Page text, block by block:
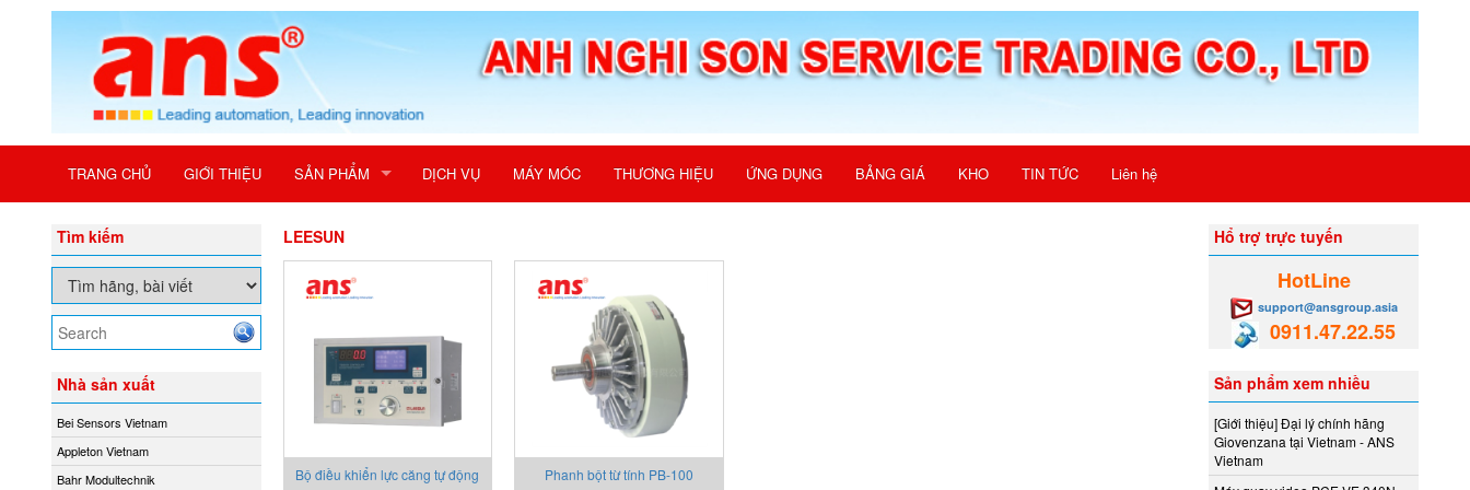
TRANG CHỦ GIỚI THIỆU SẢN PHẨM DỊCH VỤ MÁY MÓC THƯƠNG HIỆU ỨNG DỤNG BẢNG GIÁ KHO TIN TỨC Liên hệ
Tìm kiếm
Nhà sản xuất
Bei Sensors Vietnam
Appleton Vietnam
Bahr Modultechnik
LEESUN
Bộ điều khiển lực căng tự động
Phanh bột từ tính PB-100
Hổ trợ trực tuyến
HotLine
support@ansgroup.asia
0911.47.22.55
Sản phẩm xem nhiều
[Giới thiệu] Đại lý chính hãng
Giovenzana tại Vietnam - ANS
Vietnam